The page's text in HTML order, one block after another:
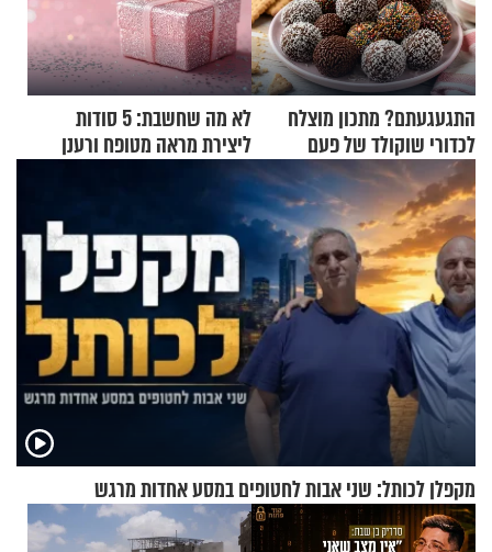
התגעגעתם? מתכון מוצלח
לכדורי שוקולד של פעם
לא מה שחשבת: 5 סודות
ליצירת מראה מטופח ורענן
מקפלן לכותל: שני אבות לחטופים במסע אחדות מרגש